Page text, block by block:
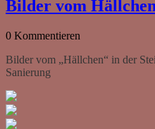
Bilder vom Hällchen
0 Kommentieren
Bilder vom „Hällchen“ in der
Sanierung